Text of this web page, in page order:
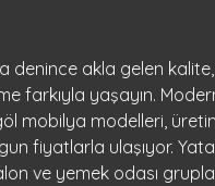
denince akla gelen kalite,
farkıyla yaşayın.
mobilya modelleri,
fiyatlarla ulaşıyor.
ve yemek odası